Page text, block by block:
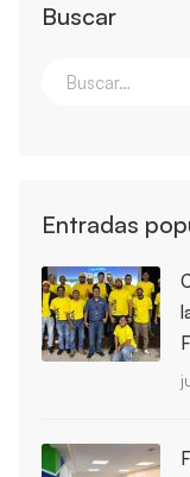
Buscar
Entradas